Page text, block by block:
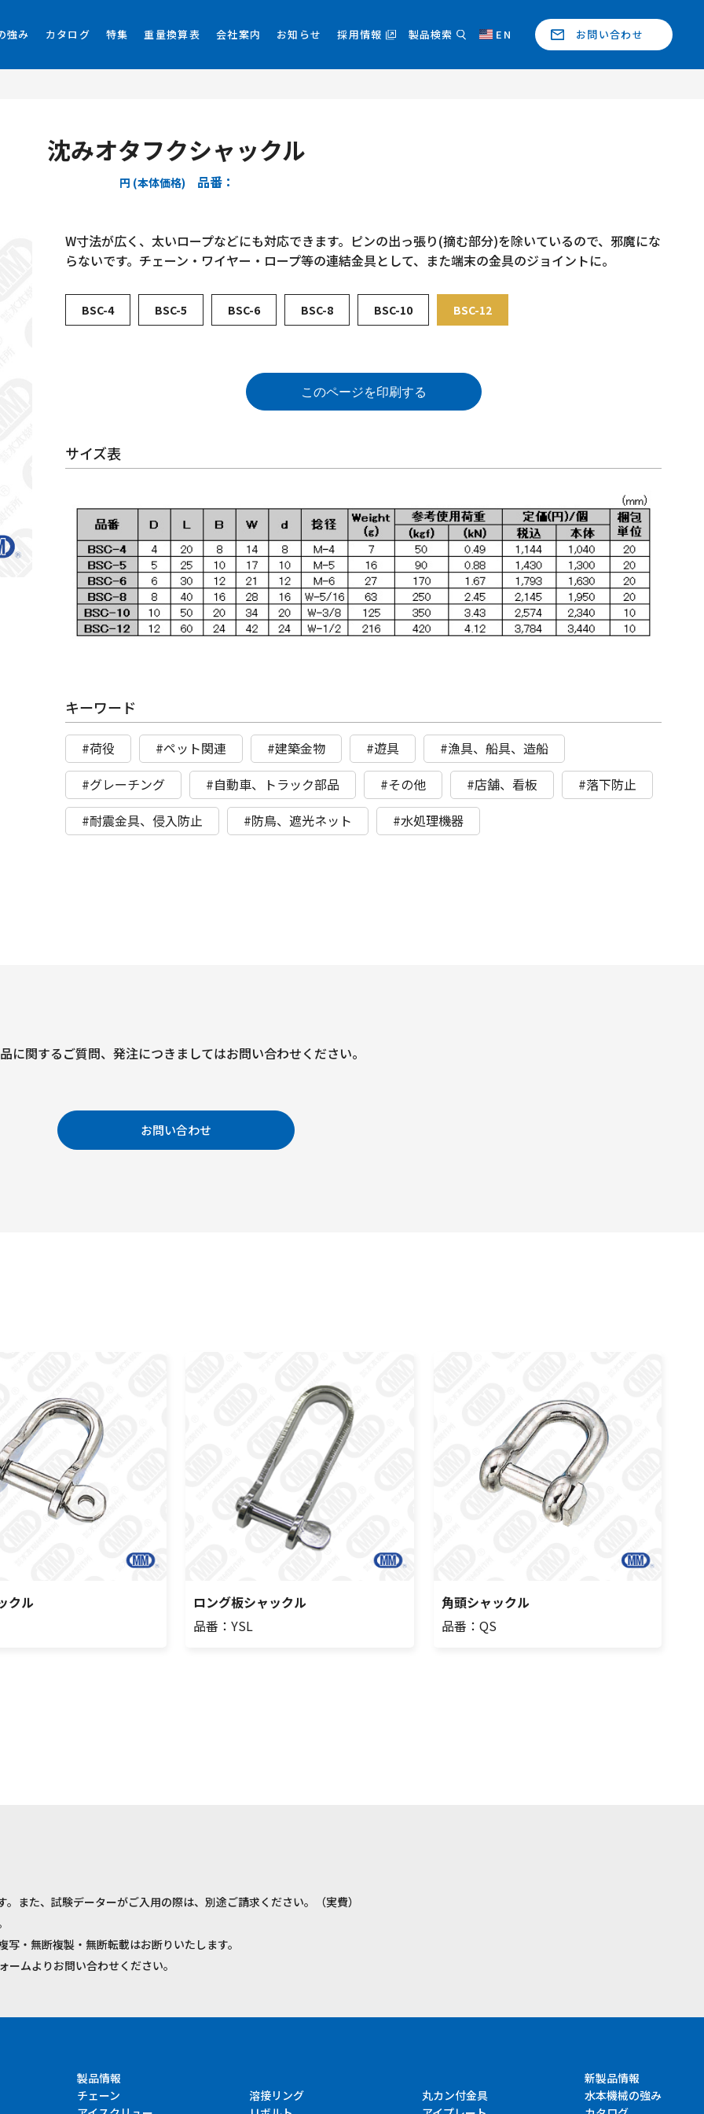
強み カタログ 特集 重量換算表 会社案内 お知らせ 採用情報 製品検索 EN お問い合わせ
沈みオタフクシャックル
円 (本体価格) 品番：
W寸法が広く、太いロープなどにも対応できます。ピンの出っ張り(摘む部分)を除いているので、邪魔にな
らないです。チェーン・ワイヤー・ロープ等の連結金具として、また端末の金具のジョイントに。
BSC-4 BSC-5 BSC-6 BSC-8 BSC-10 BSC-12
このページを印刷する
サイズ表
キーワード
#荷役 #ペット関連 #建築金物 #遊具
#漁具、船具、造船
#グレーチング
#自動車、トラック部品 #その他 #店舗、看板
#落下防止
#耐震金具、侵入防止
#防鳥、遮光ネット #水処理機器
に関するご質問、 発注につきましてはお問い合わせください。
お問い合わせ
クル
ロング板シャックル
品番：YSL
角頭シャックル
品番：QS
また、試験データーがご入用の際は、別途ご請求ください。（実費）
・無断複製・無断転載はお断りいたします。
ムよりお問い合わせください。
製品情報
チェーン
溶接リング
丸カン付金具
新製品情報
水本機械の強み